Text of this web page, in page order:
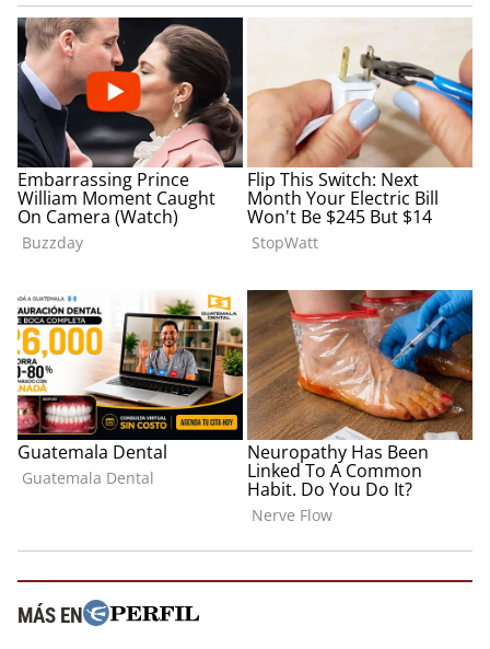
MÁS EN